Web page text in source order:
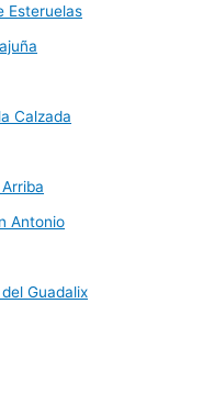
Esteruelas
Calzada
Antonio
Guadalix